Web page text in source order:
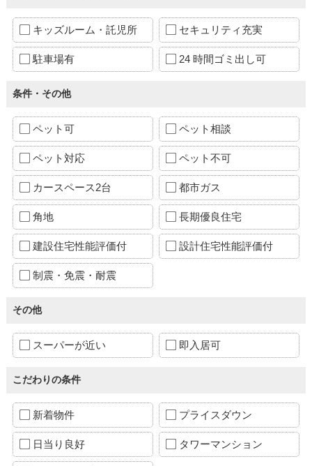
キッズルーム・託児所 セキュリティ充実
駐車場有 24 時間ゴミ出し可
条件・その他
ペット可 ペット相談
ペット対応 ペット不可
カースペース2台 都市ガス
角地 長期優良住宅
建設住宅性能評価付 設計住宅性能評価付
制震・免震・耐震
その他
スーパーが近い 即入居可
こだわりの条件
新着物件 プライスダウン
日当り良好 タワーマンション